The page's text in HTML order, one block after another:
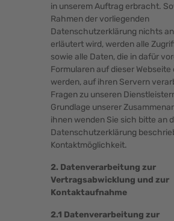
in unserem Auftrag erbracht.
Rahmen der vorliegenden
Datenschutzerklärung nichts
erläutert wird, werden alle
sowie alle Daten, die in dafür
Formularen auf dieser Webseite
werden, auf ihren Servern
Fragen zu unseren
Grundlage unserer
ihnen wenden Sie sich bitte an
Datenschutzerklärung
Kontaktmöglichkeit.
2. Datenverarbeitung zur
Vertragsabwicklung und zur
Kontaktaufnahme
2.1 Datenverarbeitung zur